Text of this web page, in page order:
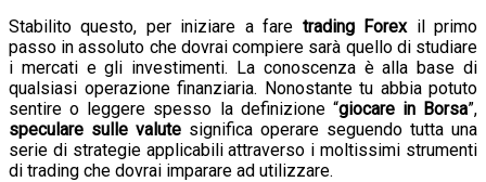
Stabilito questo, per iniziare a fare trading Forexil primo
passo in assoluto che dovrai compiere sarà quello di studiare
i mercati e gli investimenti. La conoscenza è alla base di
qualsiasi operazione finanziaria. Nonostante tu abbia potuto
sentire o leggere spesso la definizione “giocare in Borsa”,
speculare sulle valute significa operare seguendo tutta una
serie di strategie applicabili attraverso i moltissimi strumenti
di trading che dovrai imparare ad utilizzare.